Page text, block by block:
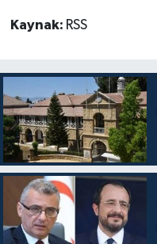
Kaynak: RSS